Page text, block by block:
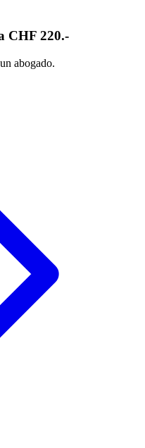
CHF 220.-
abogado.